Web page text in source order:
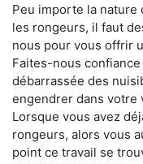
Peu importe la
les rongeurs, il faut
nous pour vous offrir
Faites-nous
débarrassée des
engendrer dans votre
Lorsque vous avez
rongeurs, alors vous
point ce travail se